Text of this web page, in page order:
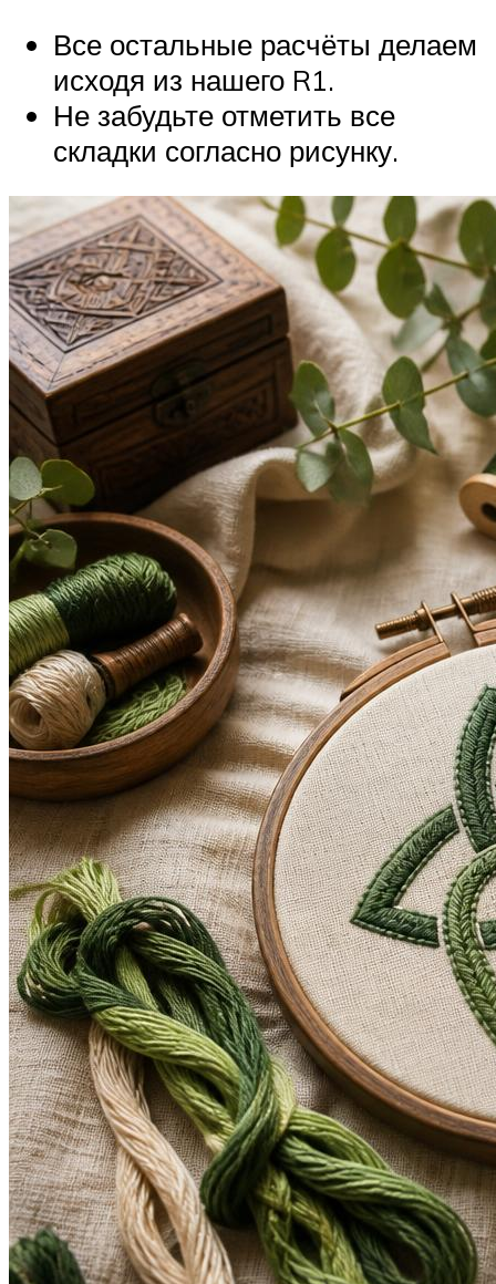
Все остальные расчёты делаем
исходя из нашего R1.
Не забудьте отметить все
складки согласно рисунку.